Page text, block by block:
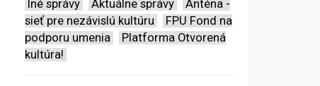
Iné správy Aktuálne správy
Anténa -
sieť pre nezávislú kultúru
FPU Fond na
podporu umenia
Platforma Otvorená
kultúra!